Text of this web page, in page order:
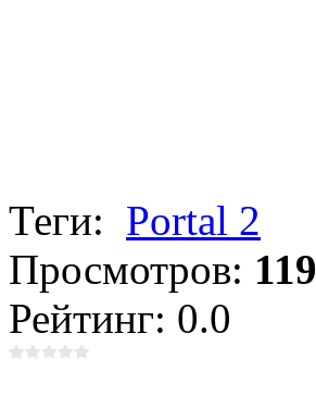
Теги: Portal 2
Просмотров:
Рейтинг: 0.0